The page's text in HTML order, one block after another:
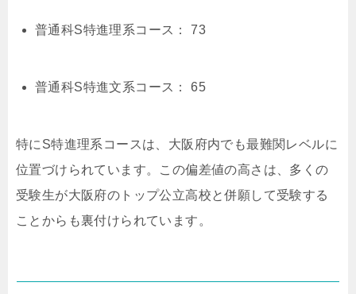
普通科S特進理系コース： 73
普通科S特進文系コース： 65
特にS特進理系コースは、大阪府内でも最難関レベルに
位置づけられています。この偏差値の高さは、多くの
受験生が大阪府のトップ公立高校と併願して受験する
ことからも裏付けられています。